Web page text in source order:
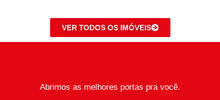
VER TODOS OS IMÓVEIS
Abrimos as melhores portas pra você.